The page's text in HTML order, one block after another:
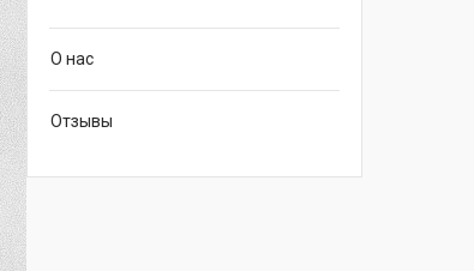
О нас
Отзывы